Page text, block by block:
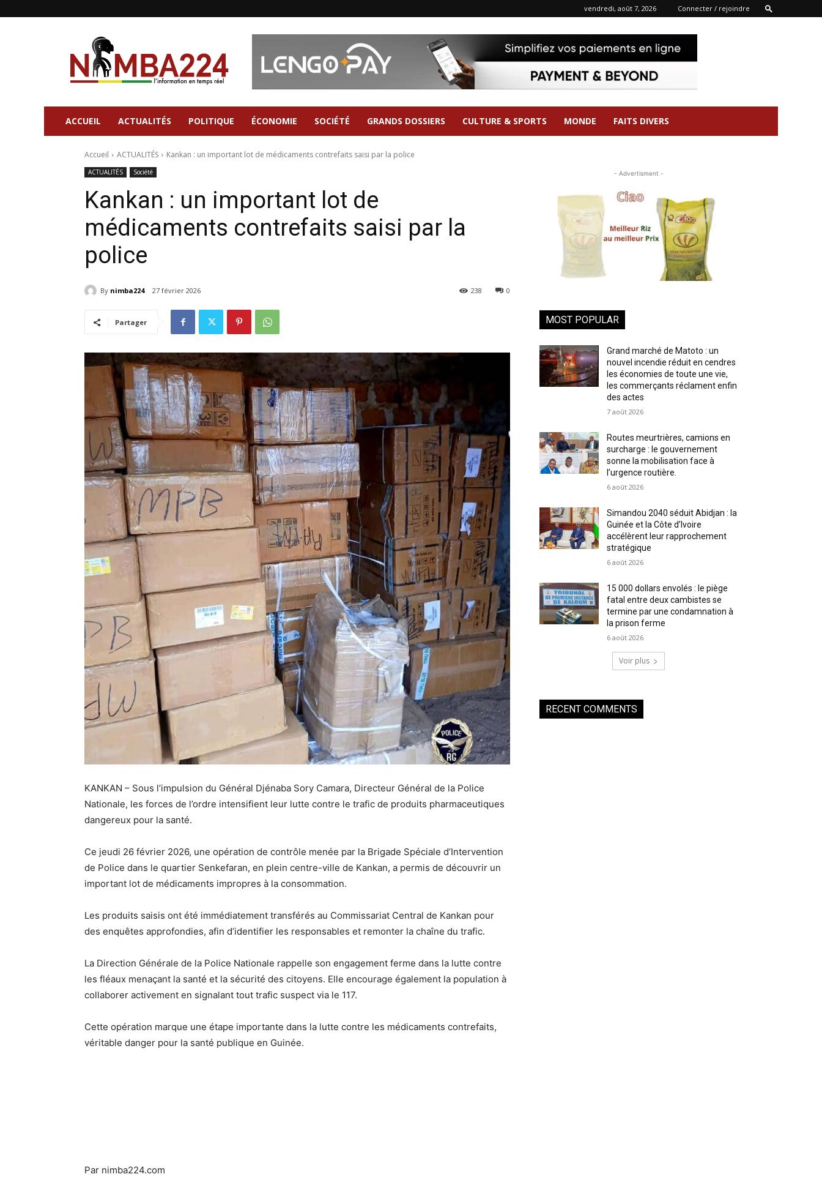
vendredi, août 7, 2026 Connecter / rejoindre
Nimba224
Site
d'information
ACCUEIL ACTUALITÉS POLITIQUE ÉCONOMIE SOCIÉTÉ GRANDS DOSSIERS CULTURE & SPORTS MONDE FAITS DIVERS
Accueil ACTUALITÉS Kankan : un important lot de médicaments contrefaits saisi par la police
ACTUALITÉS Société
Kankan : un important lot de
médicaments contrefaits saisi par la
police
By nimba224 27 février 2026 0
238
Partager
KANKAN – Sous l’impulsion du Général Djénaba Sory Camara, Directeur Général de la Police
Nationale, les forces de l’ordre intensifient leur lutte contre le trafic de produits pharmaceutiques
dangereux pour la santé.
Ce jeudi 26 février 2026, une opération de contrôle menée par la Brigade Spéciale d’Intervention
de Police dans le quartier Senkefaran, en plein centre-ville de Kankan, a permis de découvrir un
important lot de médicaments impropres à la consommation.
Les produits saisis ont été immédiatement transférés au Commissariat Central de Kankan pour
des enquêtes approfondies, afin d’identifier les responsables et remonter la chaîne du trafic.
La Direction Générale de la Police Nationale rappelle son engagement ferme dans la lutte contre
les fléaux menaçant la santé et la sécurité des citoyens. Elle encourage également la population à
collaborer activement en signalant tout trafic suspect via le 117.
Cette opération marque une étape importante dans la lutte contre les médicaments contrefaits,
véritable danger pour la santé publique en Guinée.
Par nimba224.com
- Advertisment -
MOST POPULAR
Grand marché de Matoto : un
nouvel incendie réduit en cendres
les économies de toute une vie,
les commerçants réclament enfin
des actes
7 août 2026
Routes meurtrières, camions en
surcharge : le gouvernement
sonne la mobilisation face à
l’urgence routière.
6 août 2026
Simandou 2040 séduit Abidjan : la
Guinée et la Côte d’Ivoire
accélèrent leur rapprochement
stratégique
6 août 2026
15 000 dollars envolés : le piège
fatal entre deux cambistes se
termine par une condamnation à
la prison ferme
6 août 2026
Voir plus
RECENT COMMENTS